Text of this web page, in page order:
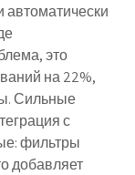
автоматически
это
на 22%,
Сильные
с
фильтры
добавляет